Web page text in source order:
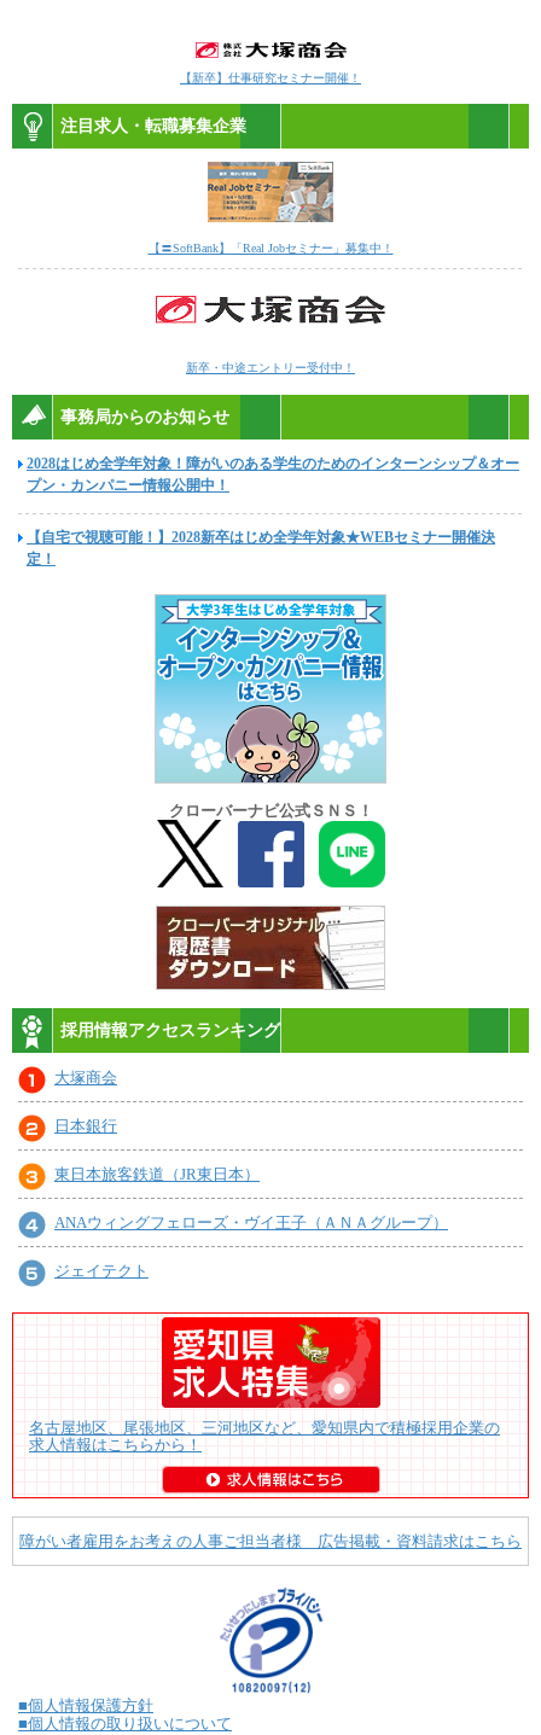
【新卒】仕事研究セミナー開催！
注目求人・転職募集企業
【〓SoftBank】「Real Jobセミナー」募集中！
新卒・中途エントリー受付中！
事務局からのお知らせ
2028はじめ全学年対象！障がいのある学生のためのインターンシップ＆オー
プン・カンパニー情報公開中！
【自宅で視聴可能！】2028新卒はじめ全学年対象★WEBセミナー開催決
定！
クローバーナビ公式ＳＮＳ！
採用情報アクセスランキング
大塚商会
日本銀行
東日本旅客鉄道（JR東日本）
ANAウィングフェローズ・ヴイ王子（ＡＮＡグループ）
ジェイテクト
名古屋地区、尾張地区、三河地区など、愛知県内で積極採用企業の
求人情報はこちらから！
障がい者雇用をお考えの人事ご担当者様 広告掲載・資料請求はこちら
■個人情報保護方針
■個人情報の取り扱いについて